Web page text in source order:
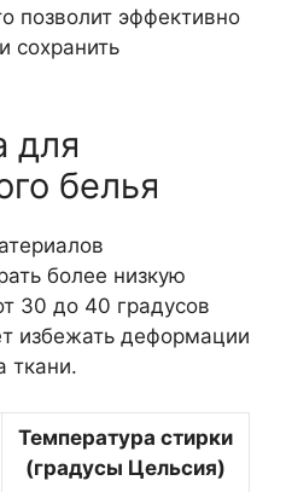
позволит эффективно
сохранить
для
белья
более низкую
30 до 40 градусов
избежать деформации
ткани.
Температура стирки
(градусы Цельсия)